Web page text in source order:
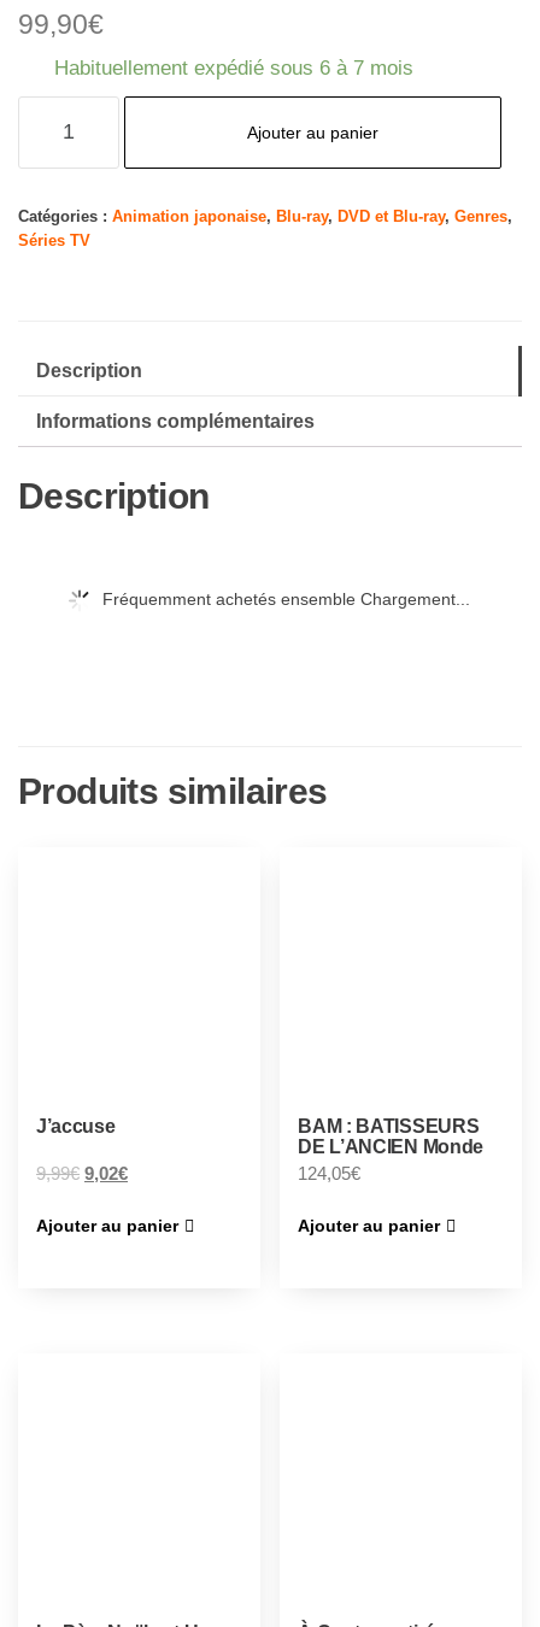
99,90€
Habituellement expédié sous 6 à 7 mois
Ball
Super-
Ray]
[Import]
Ajouter au panier
Catégories : Animation japonaise, Blu-ray, DVD et Blu-ray, Genres,
Séries TV
Description
Informations complémentaires
Description
Fréquemment achetés ensemble Chargement...
Produits similaires
J’accuse
9,99€ 9,02€
Ajouter au panier
BAM : BATISSEURS
DE L’ANCIEN Monde
124,05€
Ajouter au panier